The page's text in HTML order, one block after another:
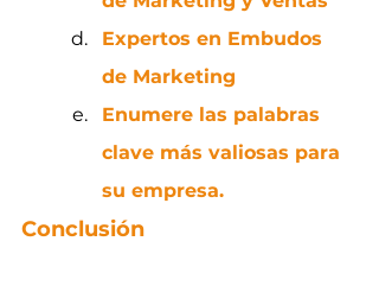
Expertos en Embudos
de Marketing
Enumere las palabras
clave más valiosas para
su empresa.
Conclusión